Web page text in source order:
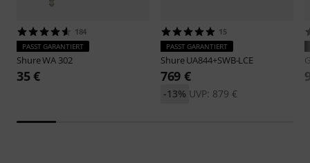
184
PASST GARANTIERT
ShureWA 302
35 €
15
PASST GARANTIERT
ShureUA844+SWB-LCE
769 €
UVP: 879 €
-13%